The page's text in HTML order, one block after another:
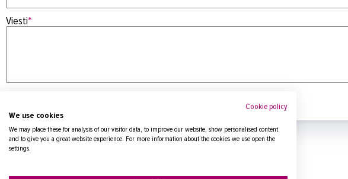
Viesti*
Tietosuojaseloste
Cookie policy
We use cookies
We may place these for analysis of our visitor data, to improve our website, show personalised content
and to give you a great website experience. For more information about the cookies we use open the
settings.